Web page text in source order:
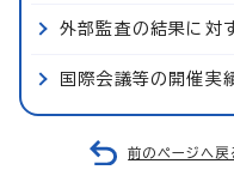
外部監査の結果に対
国際会議等の開催実
前のページへ戻